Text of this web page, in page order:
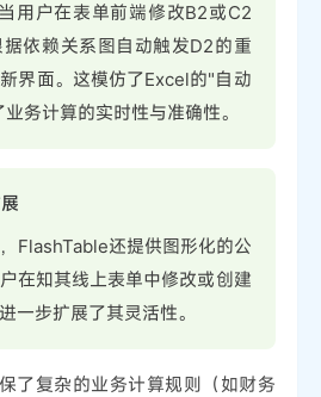
用户在表单前端修改B2或C2
依赖关系图自动触发D2的重
界面。这模仿了Excel的"自动
务计算的实时性与准确性。
FlashTable还提供图形化的公
在知其线上表单中修改或创建
一步扩展了其灵活性。
了复杂的业务计算规则（如财务